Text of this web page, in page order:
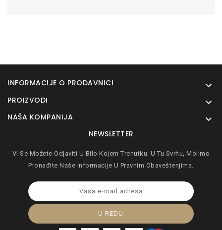
INFORMACIJE O PRODAVNICI 
PROIZVODI 
NAŠA KOMPANIJA 
NEWSLETTER
Vi Se Možete Odjaviti U Bilo Kojem Trenutku. U Tu Svrhu, Molimo
Pronađite Naše Informacije U Pravnim Obaveštenjima.